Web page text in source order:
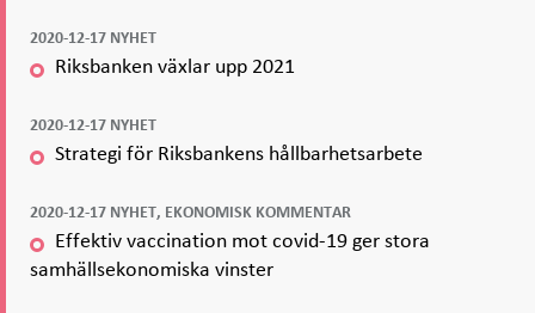
2020-12-17 NYHET
Riksbanken växlar upp 2021
2020-12-17 NYHET
Strategi för Riksbankens hållbarhetsarbete
2020-12-17 NYHET, EKONOMISK KOMMENTAR
Effektiv vaccination mot covid-19 ger stora
samhällsekonomiska vinster